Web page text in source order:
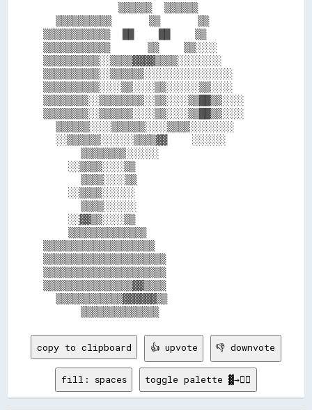
            ▒▒▒▒▒▒  ▒▒▒▒▒▒
  ▒▒▒▒▒▒▒▒▒▒      ▒▒      ▒▒
▒▒▒▒▒▒▒▒▒▒▒▒  ██    ██    ▒▒
▒▒▒▒▒▒▒▒▒▒▒▒      ▒▒    ▒▒░░░░
▒▒▒▒▒▒▒▒▒▒░░▒▒▒▒▓▓▓▓▒▒▒▒░░░░░░░░
▒▒▒▒▒▒▒▒▒▒░░▒▒▒▒▒▒░░░░░░░░░░░░░░░░
▒▒▒▒▒▒▒▒▒▒░░░░▒▒░░░░▒▒░░░░░░▒▒░░░░
▒▒▒▒▒▒▒▒░░▒▒▒▒▒▒▒▒░░▒▒░░░░▒▒██▒▒░░░░
▒▒▒▒▒▒▒▒░░▒▒▒▒▒▒░░░░▒▒░░░░▒▒██▒▒░░░░
  ▒▒▒▒▒▒░░░░▒▒▒▒▒▒░░░░▒▒▒▒░░░░░░░░
  ░░▒▒▒▒▒▒░░░░░░▒▒▒▒▓▓    ░░░░░░
      ▒▒▒▒▒▒▒▒░░░░░░
    ░░▒▒▒▒░░░░▒▒
      ▒▒▒▒░░░░▒▒
    ░░▒▒▒▒░░░░░░
      ▒▒▒▒░░░░░░
    ░░▓▓▒▒░░░░▒▒
    ▒▒▒▒▒▒▒▒▒▒▒▒▒▒
▒▒▒▒▒▒▒▒▒▒▒▒▒▒▒▒▒▒▒▒
▒▒▒▒▒▒▒▒▒▒▒▒▒▒▒▒▒▒▒▒▒▒
▒▒▒▒▒▒▒▒▒▒▒▒▒▒▒▒▒▒▒▒▒▒
▒▒▒▒▒▒▒▒▒▒▒▒▒▒▒▒▓▓▒▒▒▒
  ▒▒▒▒▒▒▒▒▒▒▒▒▓▓▓▓▓▓▒▒
copy to clipboard 👍 upvote 👎 downvote
fill: spaces toggle palette ▓→✊🏽